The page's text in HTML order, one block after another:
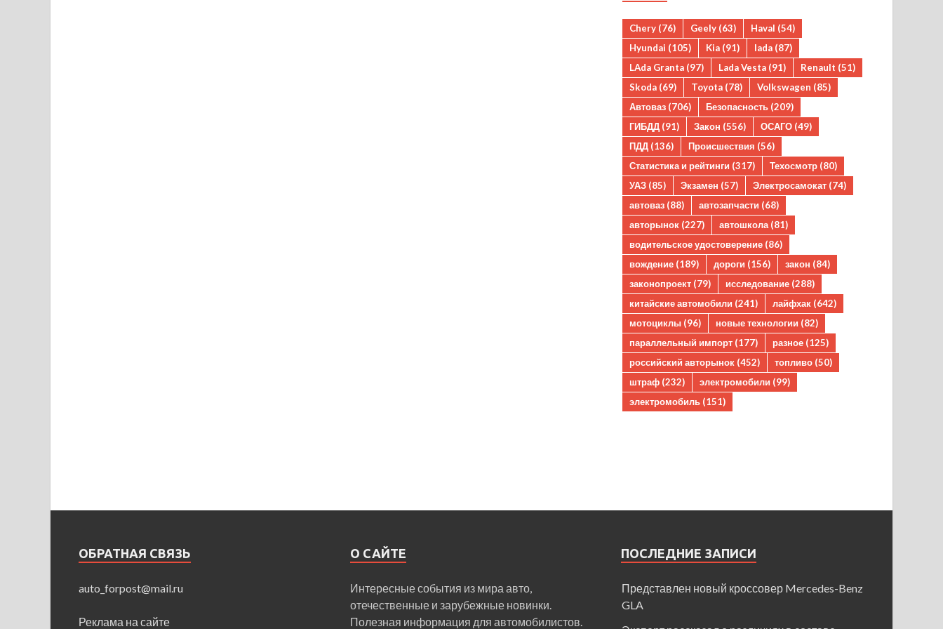
Chery (76) Geely (63) Haval (54)
Hyundai (105) Kia (91) lada (87)
LAda Granta (97) Lada Vesta (91) Renault (51)
Skoda (69) Toyota (78) Volkswagen (85)
Автоваз (706) Безопасность (209)
ГИБДД (91) Закон (556) ОСАГО (49)
ПДД (136) Происшествия (56)
Статистика и рейтинги (317) Техосмотр (80)
УАЗ (85) Экзамен (57) Электросамокат (74)
автоваз (88) автозапчасти (68)
авторынок (227) автошкола (81)
водительское удостоверение (86)
вождение (189) дороги (156) закон (84)
законопроект (79) исследование (288)
китайские автомобили (241) лайфхак (642)
мотоциклы (96) новые технологии (82)
параллельный импорт (177) разное (125)
российский авторынок (452) топливо (50)
штраф (232) электромобили (99)
электромобиль (151)
ОБРАТНАЯ СВЯЗЬ
auto_forpost@mail.ru
Реклама на сайте
О САЙТЕ
Интересные события из мира авто,
отечественные и зарубежные новинки.
Полезная информация для автомобилистов.
ПОСЛЕДНИЕ ЗАПИСИ
Представлен новый кроссовер Mercedes-Benz
GLA